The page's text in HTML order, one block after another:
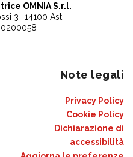
OMNIA S.r.l.
3 -14100 Asti
Note legali
Privacy Policy
Cookie Policy
Dichiarazione di
accessibilità